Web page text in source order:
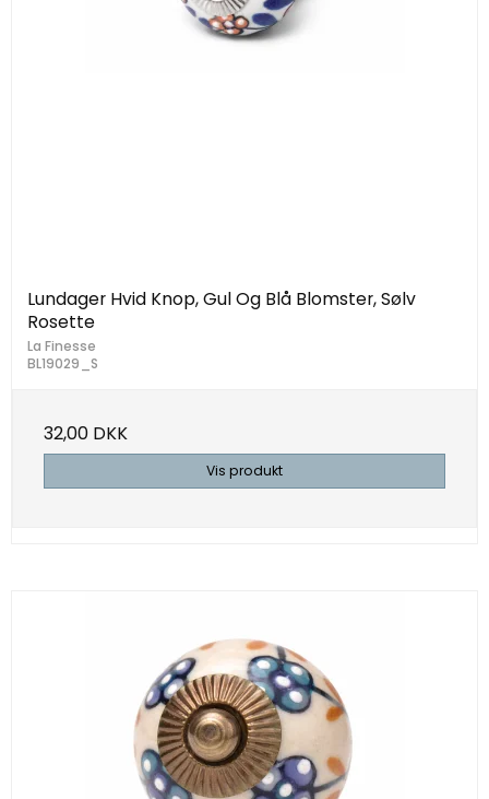
Lundager Hvid Knop, Gul Og Blå Blomster, Sølv
Rosette
La Finesse
BL19029_S
32,00 DKK
Vis produkt